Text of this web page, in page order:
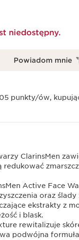
niedostępny.
Powiadom mnie
punkty/ów,
ClarinsMen
redukować
Active Face
oraz ślady
ekstrakty z
i blask.
rewitalizuje
podwójna